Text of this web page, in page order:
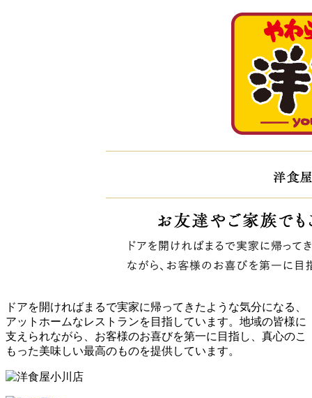
ドアを開ければまるで実家に帰ってきたような気分になる、
アットホームなレストランを目指しています。地域の皆様に
支えられながら、お客様のお喜びを第一に目指し、真心のこ
もった美味しい最高のものを提供しています。